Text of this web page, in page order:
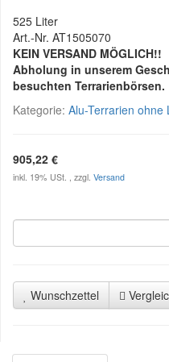
525 Liter
Art.-Nr. AT1505070
KEIN VERSAND MÖGLICH!!
Abholung in unserem
besuchten Terrarienbörsen.
Kategorie: Alu-Terrarien ohne
905,22 €
inkl. 19% USt. , zzgl. Versand
Wunschzettel